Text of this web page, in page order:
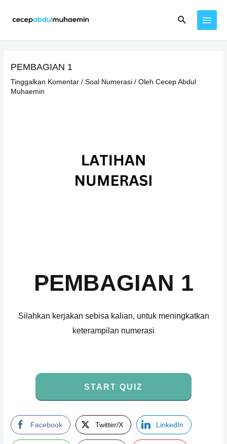
Cari
PEMBAGIAN 1
Tinggalkan Komentar /Soal Numerasi / OlehCecep Abdul
Muhaemin
PEMBAGIAN 1
Silahkan kerjakan sebisa kalian, untuk meningkatkan
keterampilan numerasi
START QUIZ
Facebook Twitter/X LinkedIn